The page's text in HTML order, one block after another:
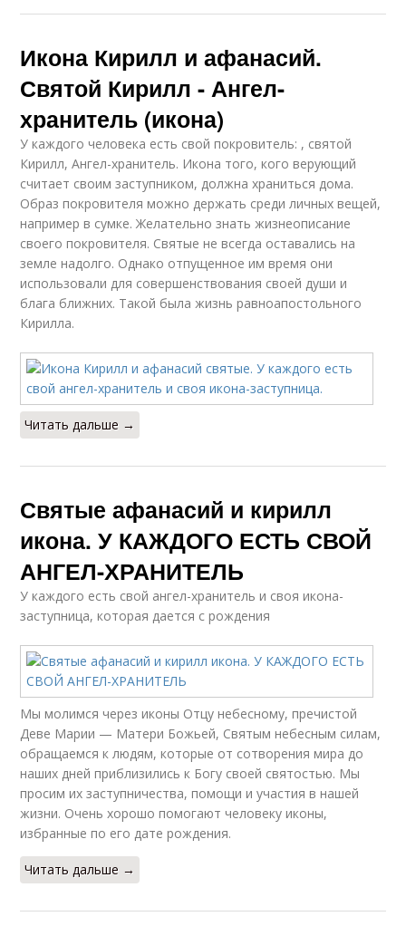
Икона Кирилл и афанасий.
Святой Кирилл - Ангел-
хранитель (икона)
У каждого человека есть свой покровитель: , святой
Кирилл, Ангел-хранитель. Икона того, кого верующий
считает своим заступником, должна храниться дома.
Образ покровителя можно держать среди личных вещей,
например в сумке. Желательно знать жизнеописание
своего покровителя. Святые не всегда оставались на
земле надолго. Однако отпущенное им время они
использовали для совершенствования своей души и
блага ближних. Такой была жизнь равноапостольного
Кирилла.
Читать дальше →
Святые афанасий и кирилл
икона. У КАЖДОГО ЕСТЬ СВОЙ
АНГЕЛ-ХРАНИТЕЛЬ
У каждого есть свой ангел-хранитель и своя икона-
заступница, которая дается с рождения
Мы молимся через иконы Отцу небесному, пречистой
Деве Марии — Матери Божьей, Святым небесным силам,
обращаемся к людям, которые от сотворения мира до
наших дней приблизились к Богу своей святостью. Мы
просим их заступничества, помощи и участия в нашей
жизни. Очень хорошо помогают человеку иконы,
избранные по его дате рождения.
Читать дальше →